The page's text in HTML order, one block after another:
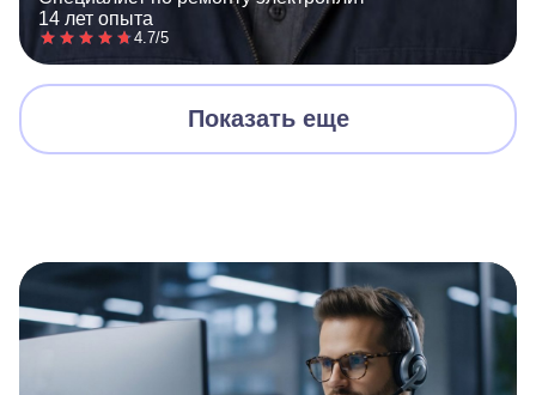
14 лет опыта
4.7/5
Показать еще